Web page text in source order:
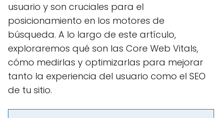
usuario y son cruciales para el
posicionamiento en los motores de
búsqueda. A lo largo de este artículo,
exploraremos qué son las Core Web Vitals,
cómo medirlas y optimizarlas para mejorar
tanto la experiencia del usuario como el SEO
de tu sitio.